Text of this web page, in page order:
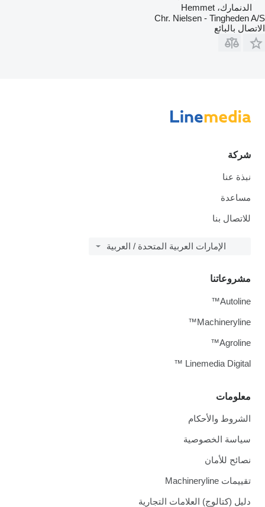
الدنمارك، Hemmet
Chr. Nielsen - Tingheden A/S
الاتصال بالبائع
شركة
نبذة عنا
مساعدة
للاتصال بنا
الإمارات العربية المتحدة / العربية
معلومات
الشروط والأحكام
سياسة الخصوصية
نصائح للأمان
تقييمات Machineryline
دليل (كتالوج) العلامات التجارية
مشروعاتنا
Autoline™
Machineryline™
Agroline™
Linemedia Digital ™